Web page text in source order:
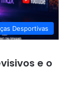
Desportivas
e o